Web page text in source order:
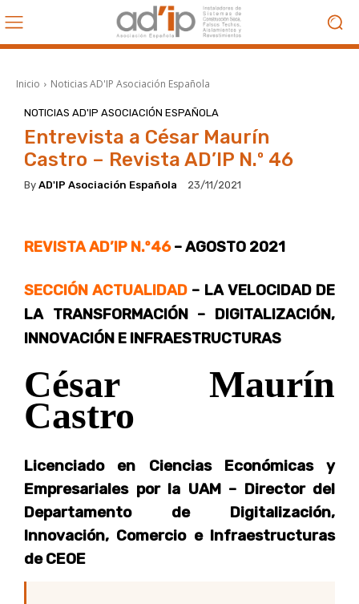
Inicio Noticias AD'IP Asociación Española
NOTICIAS AD'IP ASOCIACIÓN ESPAÑOLA
Entrevista a César Maurín
Castro – Revista AD’IP N.º 46
By AD'IP Asociación Española 23/11/2021
REVISTA AD’IP N.º46 – AGOSTO 2021
SECCIÓN ACTUALIDAD – LA VELOCIDAD DE
LA TRANSFORMACIÓN – DIGITALIZACIÓN,
INNOVACIÓN E INFRAESTRUCTURAS
César Maurín
Castro
Licenciado en Ciencias Económicas y
Empresariales por la UAM – Director del
Departamento de Digitalización,
Innovación, Comercio e Infraestructuras
de CEOE